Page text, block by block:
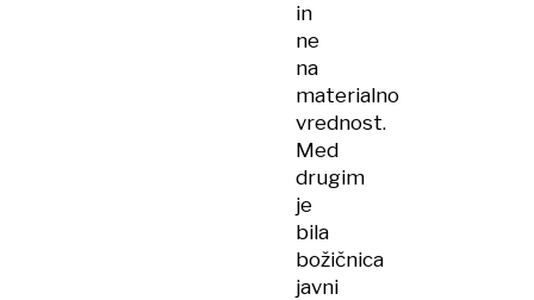
in
ne
na
materialno
vrednost.
Med
drugim
je
bila
božičnica
javni